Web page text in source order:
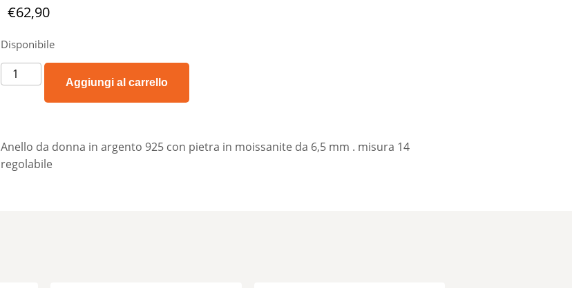
€62,90
Disponibile
Aggiungi al carrello
Anello da donna in argento 925 con pietra in moissanite da 6,5 mm . misura 14
regolabile